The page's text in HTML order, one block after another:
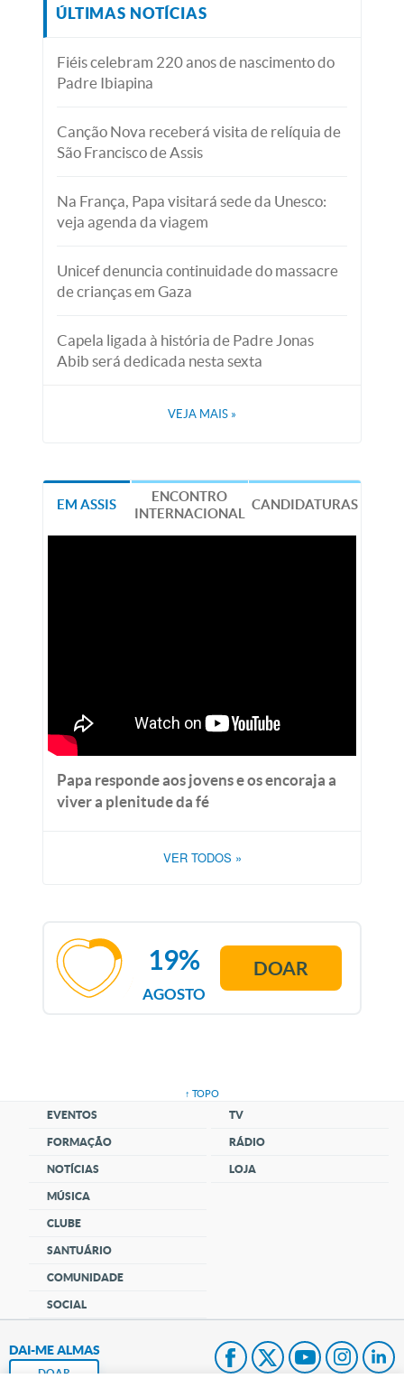
ÚLTIMAS NOTÍCIAS
Fiéis celebram 220 anos de nascimento do
Padre Ibiapina
Canção Nova receberá visita de relíquia de
São Francisco de Assis
Na França, Papa visitará sede da Unesco:
veja agenda da viagem
Unicef denuncia continuidade do massacre
de crianças em Gaza
Capela ligada à história de Padre Jonas
Abib será dedicada nesta sexta
VEJA MAIS »
EM ASSIS
ENCONTRO
INTERNACIONAL
CANDIDATURAS
Papa responde aos jovens e os encoraja a
viver a plenitude da fé
VER TODOS »
AGOSTO
19% DOAR
↑ TOPO
EVENTOS
FORMAÇÃO
NOTÍCIAS
MÚSICA
CLUBE
SANTUÁRIO
COMUNIDADE
SOCIAL
TV
RÁDIO
LOJA
DAI-ME ALMAS
DOAR